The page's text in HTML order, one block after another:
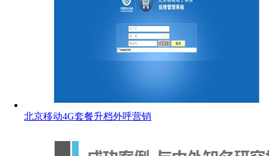
北京移动4G套餐升档外呼营销